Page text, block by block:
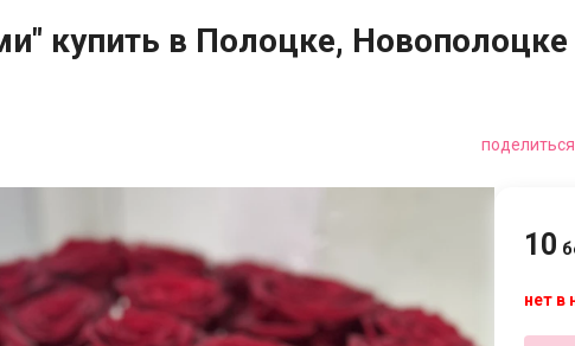
купить в Полоцке, Новополоцке
поделиться
10
нет в